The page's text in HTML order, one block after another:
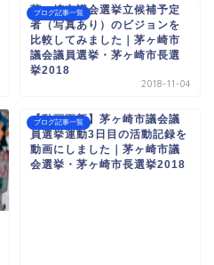
ブログ記事一覧
茅ヶ崎市議会選挙立候補予定
者（写真あり）のビジョンを
比較してみました｜茅ヶ崎市
議会議員選挙・茅ヶ崎市長選
挙2018
2018-11-04
ブログ記事一覧
【動画更新】茅ヶ崎市議会議
員選挙運動3日目の活動記録を
動画にしました｜茅ヶ崎市議
会選挙・茅ヶ崎市長選挙2018